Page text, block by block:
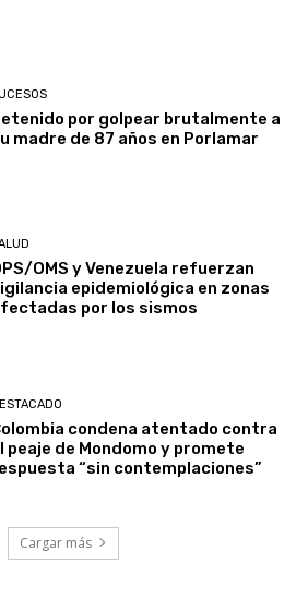
por golpear brutalmente a
madre de 87 años en Porlamar
OMS y Venezuela refuerzan
epidemiológica en zonas
por los sismos
condena atentado contra
peaje de Mondomo y promete
“sin contemplaciones”
Cargar más